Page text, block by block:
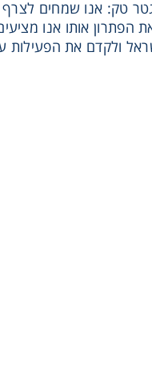
הפתרון אותו אנו